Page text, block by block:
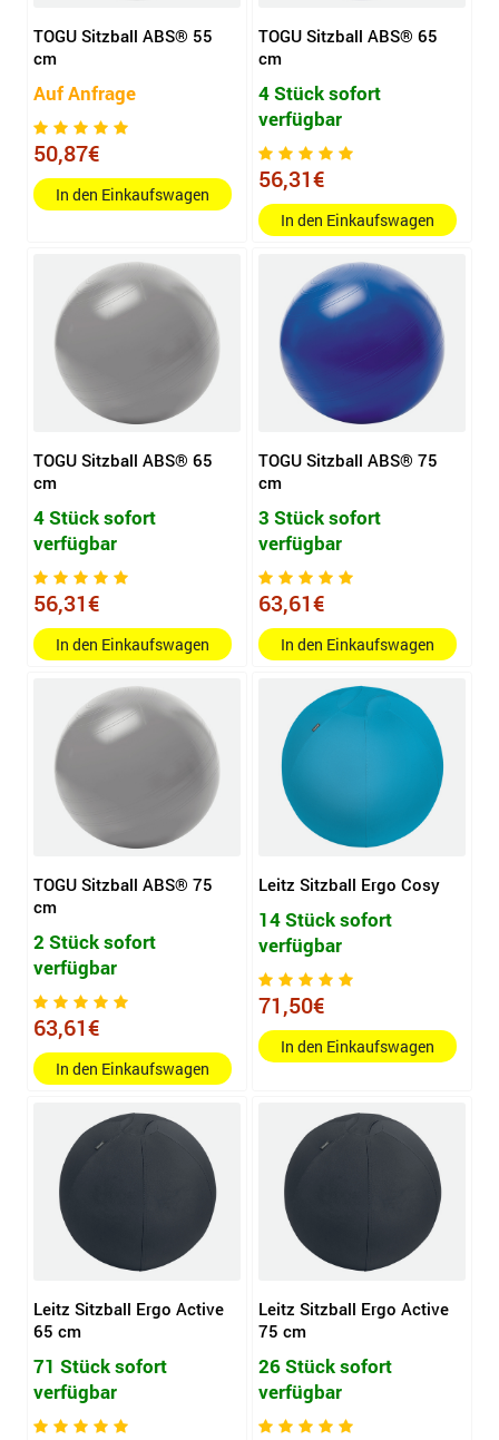
TOGU Sitzball ABS® 55
cm
Auf Anfrage
50,87€
In den Einkaufswagen
TOGU Sitzball ABS® 65
cm
4 Stück sofort
verfügbar
56,31€
In den Einkaufswagen
TOGU Sitzball ABS® 65
cm
4 Stück sofort
verfügbar
56,31€
In den Einkaufswagen
TOGU Sitzball ABS® 75
cm
3 Stück sofort
verfügbar
63,61€
In den Einkaufswagen
TOGU Sitzball ABS® 75
cm
2 Stück sofort
verfügbar
63,61€
In den Einkaufswagen
Leitz Sitzball Ergo Cosy
14 Stück sofort
verfügbar
71,50€
In den Einkaufswagen
Leitz Sitzball Ergo Active
65 cm
71 Stück sofort
verfügbar
Leitz Sitzball Ergo Active
75 cm
26 Stück sofort
verfügbar